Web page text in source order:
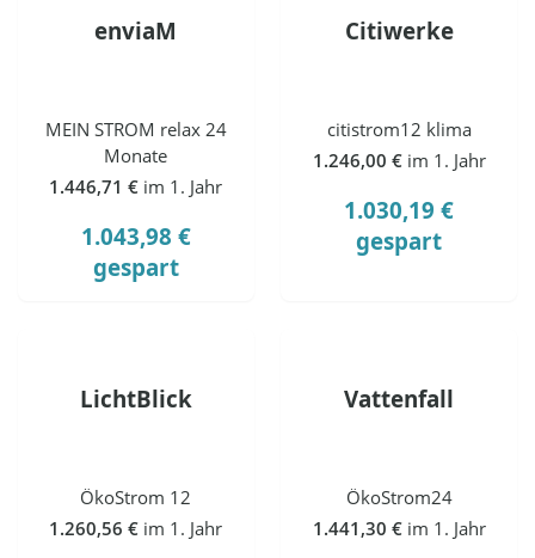
enviaM
MEIN STROM relax 24
Monate
1.446,71 € im 1. Jahr
1.043,98 €
gespart
Citiwerke
citistrom12 klima
1.246,00 € im 1. Jahr
1.030,19 €
gespart
LichtBlick
ÖkoStrom 12
1.260,56 € im 1. Jahr
Vattenfall
ÖkoStrom24
1.441,30 € im 1. Jahr